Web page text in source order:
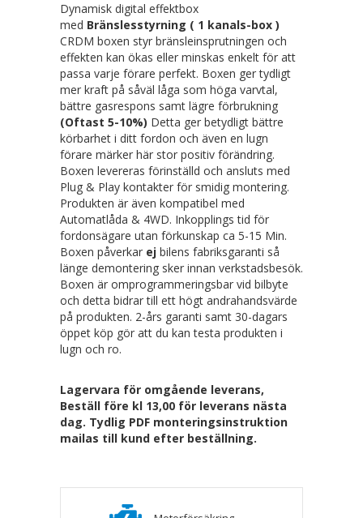
Dynamisk digital effektbox
med Bränslesstyrning ( 1 kanals-box )
CRDM boxen styr bränsleinsprutningen och
effekten kan ökas eller minskas enkelt för att
passa varje förare perfekt. Boxen ger tydligt
mer kraft på såväl låga som höga varvtal,
bättre gasrespons samt lägre förbrukning
(Oftast 5-10%) Detta ger betydligt bättre
körbarhet i ditt fordon och även en lugn
förare märker här stor positiv förändring.
Boxen levereras förinställd och ansluts med
Plug & Play kontakter för smidig montering.
Produkten är även kompatibel med
Automatlåda & 4WD. Inkopplings tid för
fordonsägare utan förkunskap ca 5-15 Min.
Boxen påverkar ej bilens fabriksgaranti så
länge demontering sker innan verkstadsbesök.
Boxen är omprogrammeringsbar vid bilbyte
och detta bidrar till ett högt andrahandsvärde
på produkten. 2-års garanti samt 30-dagars
öppet köp gör att du kan testa produkten i
lugn och ro.
Lagervara för omgående leverans,
Beställ före kl 13,00 för leverans nästa
dag. Tydlig PDF monteringsinstruktion
mailas till kund efter beställning.